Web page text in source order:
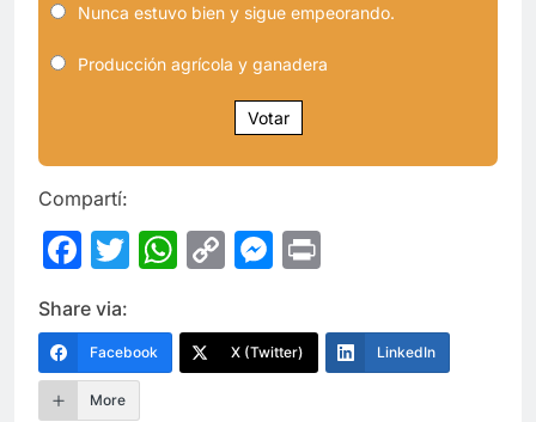
Nunca estuvo bien y sigue empeorando.
Producción agrícola y ganadera
Votar
Compartí:
Facebook
Twitter
WhatsApp
CopyMessenger
Share via:
Facebook X (Twitter) LinkedIn
More